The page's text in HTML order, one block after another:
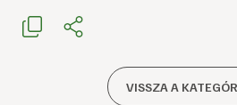
VISSZA A